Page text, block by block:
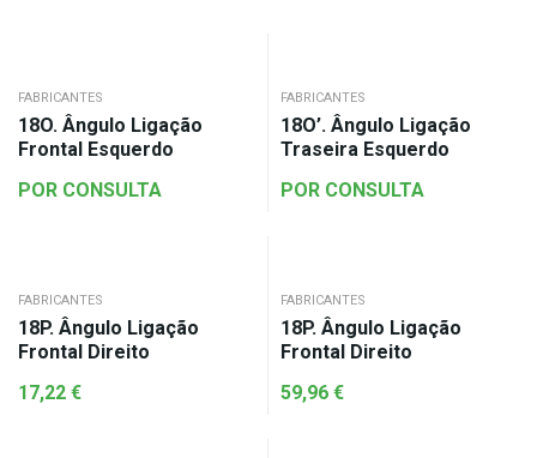
FABRICANTES
18O. Ângulo Ligação
Frontal Esquerdo
POR CONSULTA
FABRICANTES
18O’. Ângulo Ligação
Traseira Esquerdo
POR CONSULTA
FABRICANTES
18P. Ângulo Ligação
Frontal Direito
17,22 €
FABRICANTES
18P. Ângulo Ligação
Frontal Direito
59,96 €